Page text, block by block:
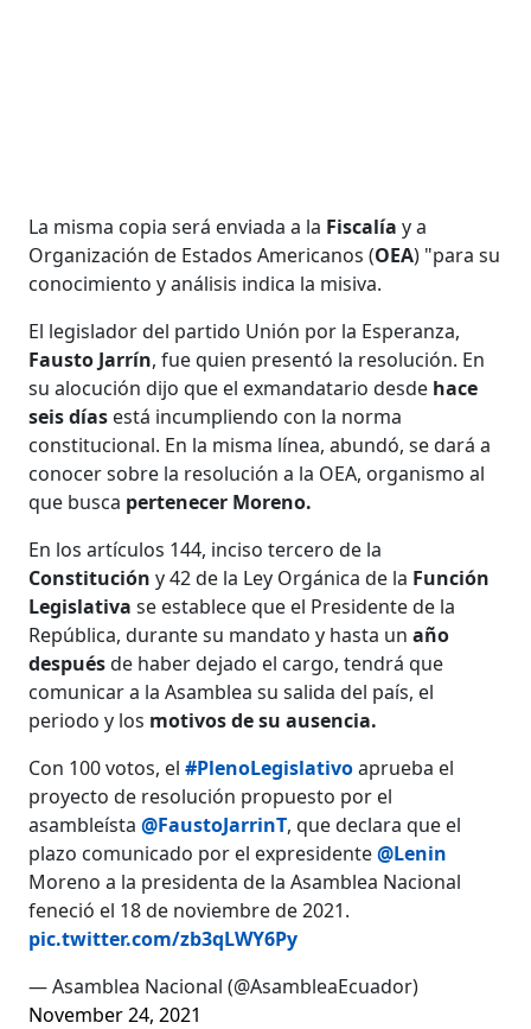
La misma copia será enviada a la Fiscalía y a
Organización de Estados Americanos (OEA) "para su
conocimiento y análisis indica la misiva.
El legislador del partido Unión por la Esperanza,
Fausto Jarrín, fue quien presentó la resolución. En
su alocución dijo que el exmandatario desde hace
seis días está incumpliendo con la norma
constitucional. En la misma línea, abundó, se dará a
conocer sobre la resolución a la OEA, organismo al
que busca pertenecer Moreno.
En los artículos 144, inciso tercero de la
Constitución y 42 de la Ley Orgánica de la Función
Legislativase establece que el Presidente de la
República, durante su mandato y hasta unaño
despuésde haber dejado el cargo, tendrá que
comunicar a la Asamblea su salida del país, el
periodo y los motivos de su ausencia.
Con 100 votos, el#PlenoLegislativoaprueba el
proyecto de resolución propuesto por el
asambleísta@FaustoJarrinT, que declara que el
plazo comunicado por el expresidente@Lenin
Moreno a la presidenta de la Asamblea Nacional
feneció el 18 de noviembre de 2021.
pic.twitter.com/zb3qLWY6Py
— Asamblea Nacional (@AsambleaEcuador)
November 24, 2021